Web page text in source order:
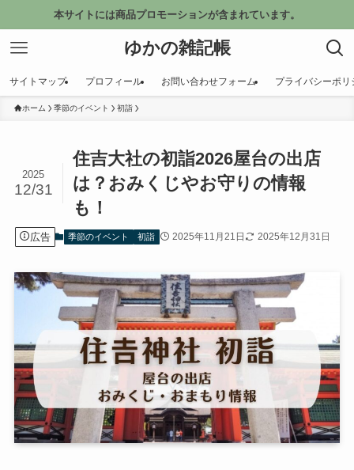
本サイトには商品プロモーションが含まれています。
ゆかの雑記帳
サイトマップ プロフィール お問い合わせフォーム プライバシーポリ
ホーム 季節のイベント 初詣
住吉大社の初詣2026屋台の出店
は？おみくじやお守りの情報
も！
2025
12/31
広告 季節のイベント 初詣 2025年11月21日 2025年12月31日